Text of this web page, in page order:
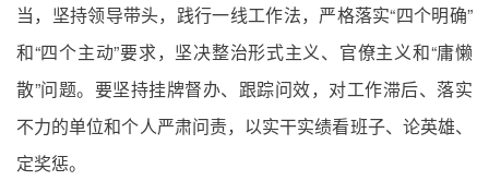
当，坚持领导带头，践行一线工作法，严格落实“四个明确”
和“四个主动”要求，坚决整治形式主义、官僚主义和“庸懒
散”问题。要坚持挂牌督办、跟踪问效，对工作滞后、落实
不力的单位和个人严肃问责，以实干实绩看班子、论英雄、
定奖惩。